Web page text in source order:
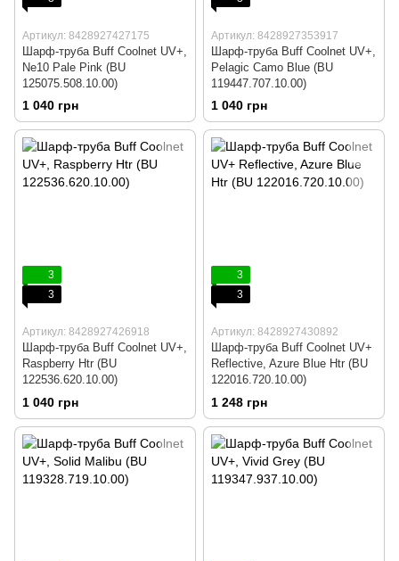
Артикул: 8428927427175
Шарф-труба Buff Coolnet UV+,
Ne10 Pale Pink (BU
125075.508.10.00)
1 040 грн
Артикул: 8428927353917
Шарф-труба Buff Coolnet UV+,
Pelagic Camo Blue (BU
119447.707.10.00)
1 040 грн
3
3
Артикул: 8428927426918
Шарф-труба Buff Coolnet UV+,
Raspberry Htr (BU
122536.620.10.00)
1 040 грн
3
3
Артикул: 8428927430892
Шарф-труба Buff Coolnet UV+
Reflective, Azure Blue Htr (BU
122016.720.10.00)
1 248 грн